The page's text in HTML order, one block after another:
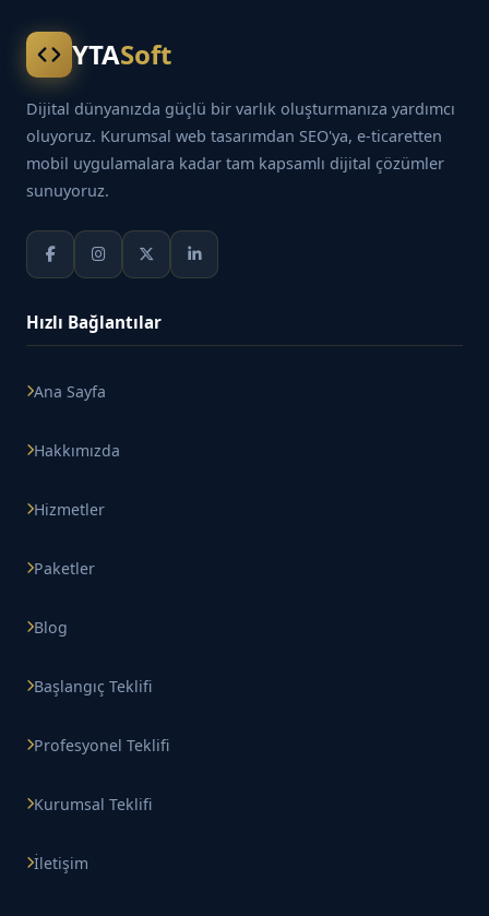
YTASoft
Dijital dünyanızda güçlü bir varlık oluşturmanıza yardımcı
oluyoruz. Kurumsal web tasarımdan SEO'ya, e-ticaretten
mobil uygulamalara kadar tam kapsamlı dijital çözümler
sunuyoruz.
Hızlı Bağlantılar
Ana Sayfa
Hakkımızda
Hizmetler
Paketler
Blog
Başlangıç Teklifi
Profesyonel Teklifi
Kurumsal Teklifi
İletişim